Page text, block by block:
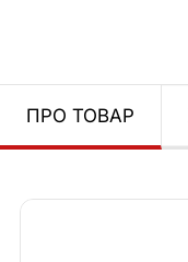
ПРО ТОВАР